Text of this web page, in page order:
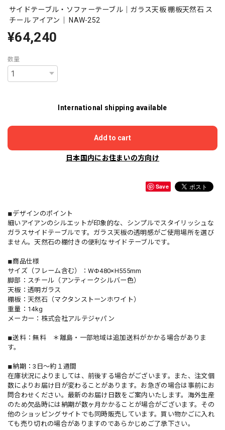
サイドテーブル・ソファーテーブル｜ガラス天板 棚板天然石 ス
チール アイアン｜ NAW-252
¥64,240
数量
International shipping available
Add to cart
日本国内にお住まいの方向け
Save
◾︎デザインのポイント
細いアイアンのシルエットが印象的な、シンプルでスタイリッシュな
ガラスサイドテーブルです。ガラス天板の透明感がご使用場所を選び
ません。天然石の棚付きの便利なサイドテーブルです。
◾︎商品仕様
サイズ（フレーム含む）：WΦ480×H555mm
脚部：スチール（アンティークシルバー色）
天板：透明ガラス
棚板：天然石（マクタンストーンホワイト）
重量：14kg
メーカー：株式会社アルテジャパン
◾︎送料：無料 ＊離島・一部地域は追加送料がかかる場合がありま
す。
◾︎納期：3日〜約１週間
在庫状況によりましては、前後する場合がございます。また、注文個
数によりお届け日が変わることがあります。お急ぎの場合は事前にお
問合わせください。最新のお届け日数をご案内いたします。海外生産
のため欠品時には納期が数ヶ月かかることが場合がございます。その
他のショッピングサイトでも同時販売しています。買い物かごに入れ
ても売り切れの場合がありますのであらかじめご了承下さい。